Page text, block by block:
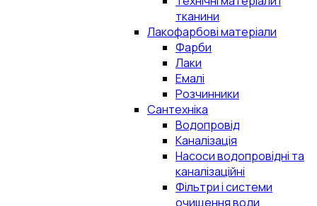
тканини
Лакофарбові матеріали
Фарби
Лаки
Емалі
Розчинники
Сантехніка
Водопровід
Каналізація
Насоси водопровідні та
каналізаційні
Фільтри і системи
очищення води